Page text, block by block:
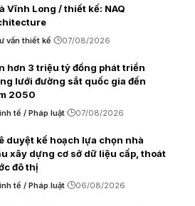
Vĩnh Long / thiết kế: NAQ
vấn thiết kế 07/08/2026
hơn 3 triệu tỷ đồng phát triển
lưới đường sắt quốc gia đến
2050
tế / Pháp luật 07/08/2026
duyệt kế hoạch lựa chọn nhà
xây dựng cơ sở dữ liệu cấp, thoát
đô thị
tế / Pháp luật 06/08/2026